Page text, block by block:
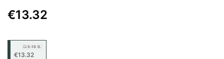
€13.32
€13.32
5-10 D.